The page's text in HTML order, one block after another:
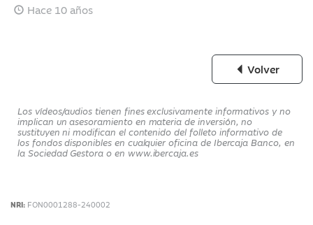
Hace 10 años
Volver
Los vídeos/audios tienen fines exclusivamente informativos y no
implican un asesoramiento en materia de inversión, no
sustituyen ni modifican el contenido del folleto informativo de
los fondos disponibles en cualquier oficina de Ibercaja Banco, en
la Sociedad Gestora o en www.ibercaja.es
NRI: FON0001288-240002